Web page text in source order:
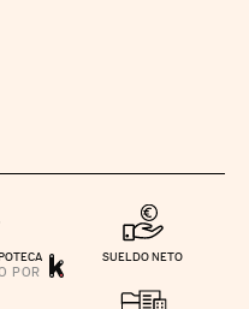
SUELDO NETO